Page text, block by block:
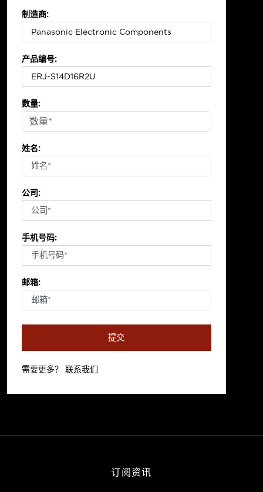
制造商:
产品编号:
数量:
姓名:
公司:
手机号码:
邮箱:
提交
需要更多？ 联系我们
订阅资讯